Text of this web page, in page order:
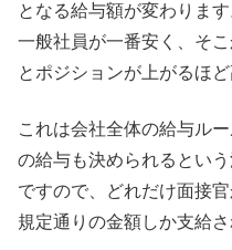
となる給与額が変わります
一般社員が一番安く、そ
とポジションが上がるほど
これは会社全体の給与ル
の給与も決められるという
ですので、どれだけ面接
規定通りの金額しか支給さ